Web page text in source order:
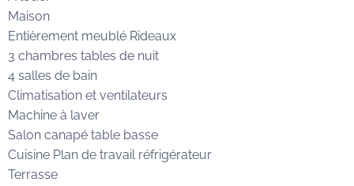
Maison
Entièrement meublé Rideaux
3 chambres tables de nuit
4 salles de bain
Climatisation et ventilateurs
Machine à laver
Salon canapé table basse
Cuisine Plan de travail réfrigérateur
Terrasse